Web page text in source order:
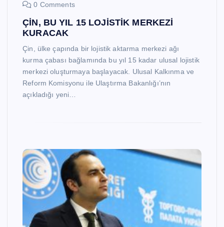
0 Comments
ÇİN, BU YIL 15 LOJİSTİK MERKEZİ
KURACAK
Çin, ülke çapında bir lojistik aktarma merkezi ağı
kurma çabası bağlamında bu yıl 15 kadar ulusal lojistik
merkezi oluşturmaya başlayacak. Ulusal Kalkınma ve
Reform Komisyonu ile Ulaştırma Bakanlığı’nın
açıkladığı yeni…